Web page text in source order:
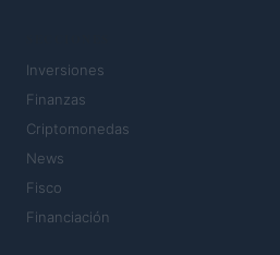
Inversiones
Finanzas
Criptomonedas
News
Fisco
Financiación